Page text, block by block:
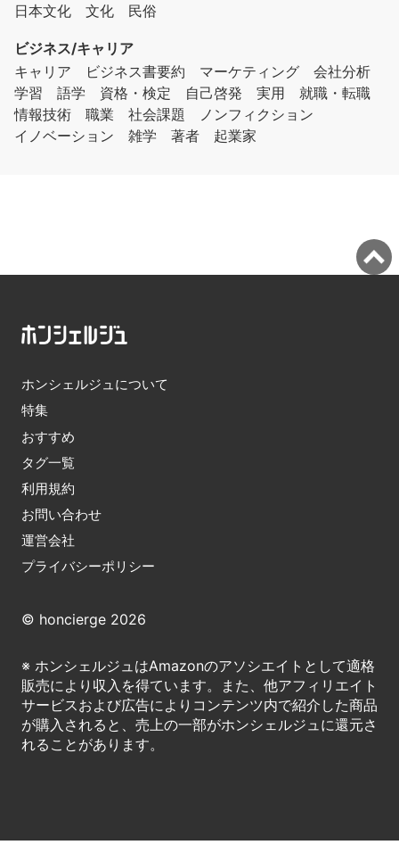
日本文化
文化 民俗
ビジネス/キャリア
キャリア
ビジネス書要約 マーケティング
会社分析
学習
語学 資格・検定 自己啓発 実用
就職・転職
情報技術
職業 社会課題
ノンフィクション
イノベーション
雑学 著者 起業家
ホンシェルジュについて
特集
おすすめ
タグ一覧
利用規約
お問い合わせ
運営会社
プライバシーポリシー
© honcierge 2026
※ ホンシェルジュはAmazonのアソシエイトとして適格
販売により収入を得ています。また、他アフィリエイト
サービスおよび広告によりコンテンツ内で紹介した商品
が購入されると、売上の一部がホンシェルジュに還元さ
れることがあります。